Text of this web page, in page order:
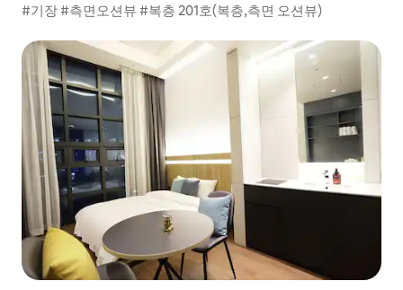
#기장 #측면오션뷰 #복층 201호(복층,측면 오션뷰)